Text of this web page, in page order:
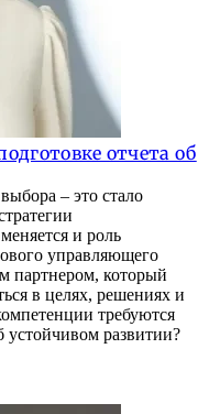
отчета об
– это стало
и роль
управляющего
партнером, который
в целях, решениях и
требуются
устойчивом развитии?